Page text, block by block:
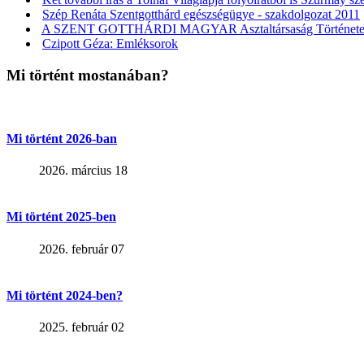
Szép Renáta Szentgotthárd egészségügye - szakdolgozat 2011
A SZENT GOTTHÁRDI MAGYAR Asztaltársaság Története
Czipott Géza: Emléksorok
Mi történt mostanában?
Mi történt 2026-ban
2026. március 18
Mi történt 2025-ben
2026. február 07
Mi történt 2024-ben?
2025. február 02